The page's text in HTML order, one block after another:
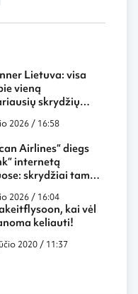
Lietuva: visa
vieną
skrydžių
2026 / 16:58
Airlines“ diegs
internetą
skrydžiai tampa
panašūs į darbą
namuose
2026 / 16:04
kai vėl
keliauti!
2020 / 11:37